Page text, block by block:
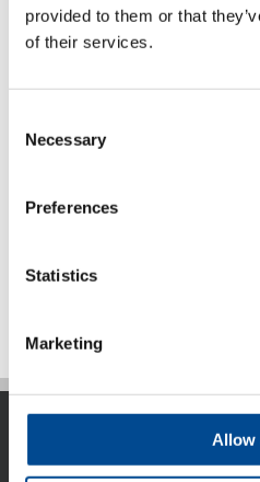
provided to them or that
of their services.
Selection
Necessary
Preferences
Statistics
Marketing
Allow